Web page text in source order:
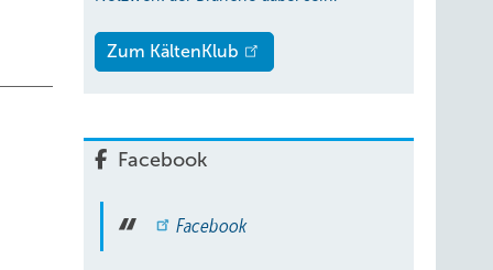
Zum KältenKlub
Facebook
Facebook